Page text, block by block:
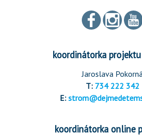
koordinátorka
Jaroslava
T: 734 222 342
E:
koordinátorka online